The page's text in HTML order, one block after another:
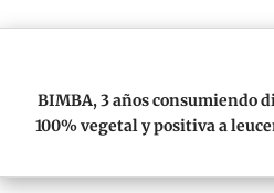
BIMBA, 3 años consumiendo
100% vegetal y positiva a